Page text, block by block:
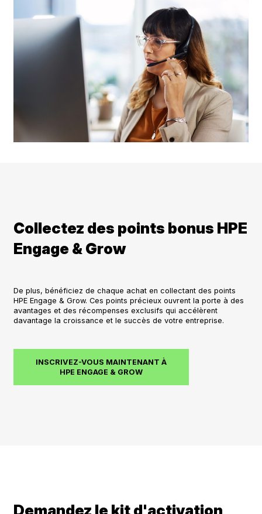
Collectez des points bonus HPE
Engage & Grow
De plus, bénéficiez de chaque achat en collectant des points
HPE Engage & Grow. Ces points précieux ouvrent la porte à des
avantages et des récompenses exclusifs qui accélèrent
davantage la croissance et le succès de votre entreprise.
INSCRIVEZ-VOUS MAINTENANT À
HPE ENGAGE & GROW
Demandez le kit d'activation